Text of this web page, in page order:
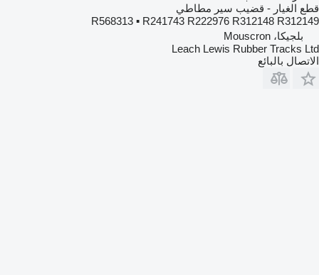
قطع الغيار - قضيب سير مطاطي
R568313 ▪ R241743 R222976 R312148 R312149
بلجيكا، Mouscron
Leach Lewis Rubber Tracks Ltd
الاتصال بالبائع